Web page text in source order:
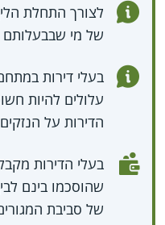
לצורך התחלת
של מי שבבעלותם
בעלי דירות
עלולים להיות
הדירות על
בעלי הדירות
שהוסכמו בינם
של סביבת